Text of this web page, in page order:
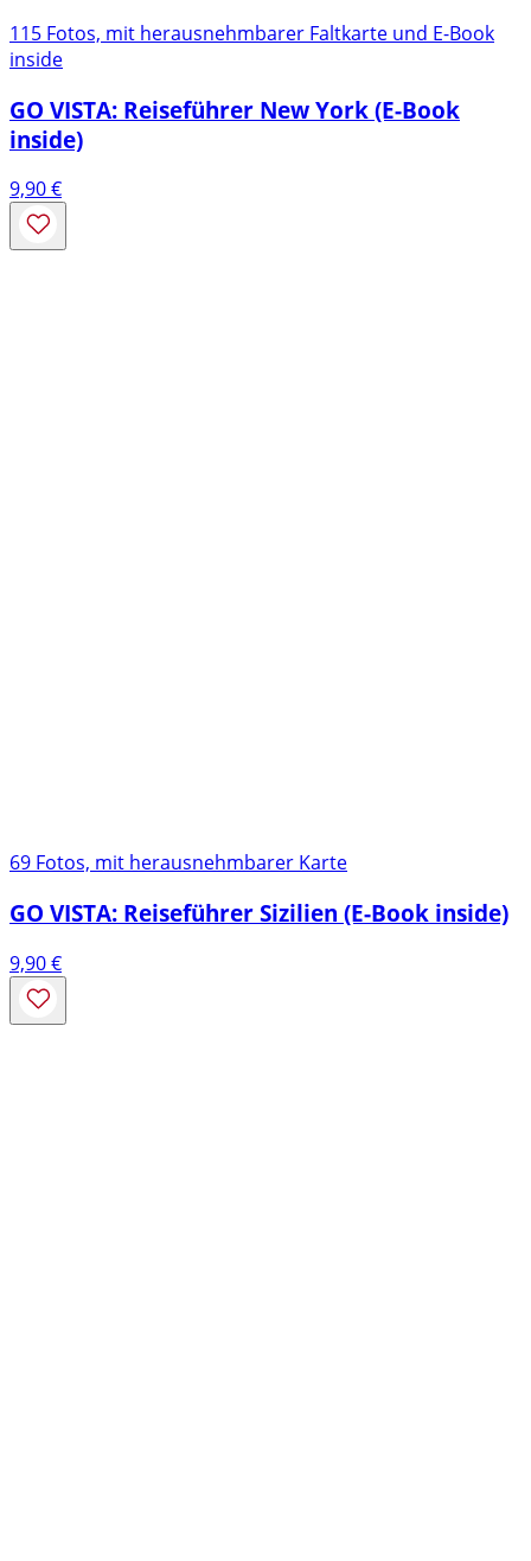
115 Fotos, mit herausnehmbarer Faltkarte und E-Book
inside
GO VISTA: Reiseführer New York (E-Book
inside)
9,90€
69 Fotos, mit herausnehmbarer Karte
GO VISTA: Reiseführer Sizilien (E-Book inside)
9,90€